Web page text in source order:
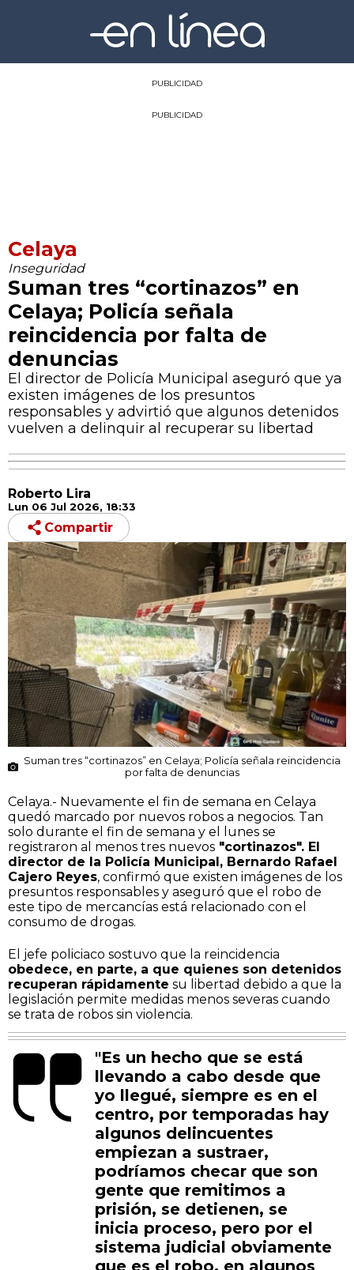
PUBLICIDAD
PUBLICIDAD
Celaya
Inseguridad
Suman tres “cortinazos” en
Celaya; Policía señala
reincidencia por falta de
denuncias
El director de Policía Municipal aseguró que ya
existen imágenes de los presuntos
responsables y advirtió que algunos detenidos
vuelven a delinquir al recuperar su libertad
Roberto Lira
Lun 06 Jul 2026, 18:33
Compartir
Suman tres “cortinazos” en Celaya; Policía señala reincidencia
por falta de denuncias
Celaya.- Nuevamente el fin de semana en Celaya
quedó marcado por nuevos robos a negocios. Tan
solo durante el fin de semana y el lunes se
registraron al menos tres nuevos "cortinazos". El
director de la Policía Municipal, Bernardo Rafael
Cajero Reyes, confirmó que existen imágenes de los
presuntos responsables y aseguró que el robo de
este tipo de mercancías está relacionado con el
consumo de drogas.
El jefe policiaco sostuvo que la reincidencia
obedece, en parte, a que quienes son detenidos
recuperan rápidamente su libertad debido a que la
legislación permite medidas menos severas cuando
se trata de robos sin violencia.
"Es un hecho que se está
llevando a cabo desde que
yo llegué, siempre es en el
centro, por temporadas hay
algunos delincuentes
empiezan a sustraer,
podríamos checar que son
gente que remitimos a
prisión, se detienen, se
inicia proceso, pero por el
sistema judicial obviamente
que es el robo, en algunos